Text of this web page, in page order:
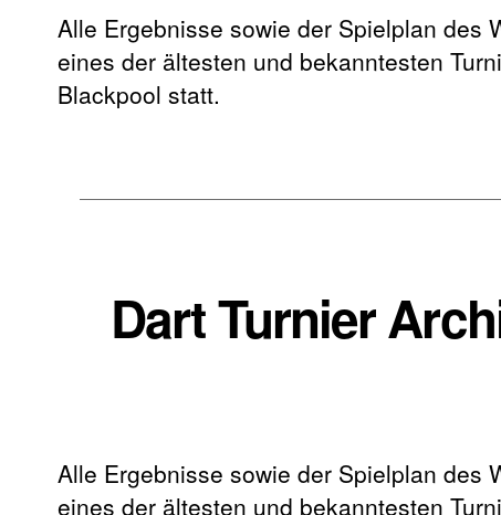
Alle Ergebnisse sowie der Spielplan des
eines der ältesten und bekanntesten
Blackpool statt.
Dart Turnier
Alle Ergebnisse sowie der Spielplan des
eines der ältesten und bekanntesten